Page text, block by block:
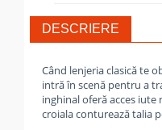
DESCRIERE
Când lenjeria clasică te
intră în scenă pentru a
inghinal oferă acces
croiala conturează talia